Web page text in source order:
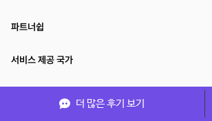
더 많은 후기 보기
파트너쉽
서비스 제공 국가
(주)NSPACE 사업자정보